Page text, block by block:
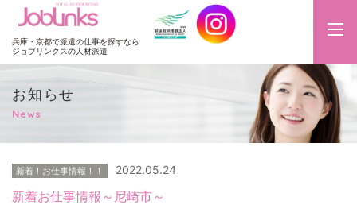
JobLinks
兵庫・京都で派遣の仕事を探すなら
ジョブリンクスの人材派遣
お知らせ
News
新着！お仕事情報！！ 2022.05.24
新着お仕事情報～尼崎市～